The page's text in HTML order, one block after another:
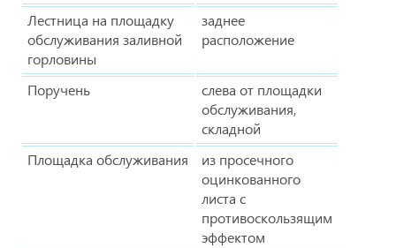
Лестница на площадку
обслуживания заливной
горловины
заднее
расположение
Поручень
слева от площадки
обслуживания,
складной
Площадка обслуживания
из просечного
оцинкованного
листа с
противоскользящим
эффектом